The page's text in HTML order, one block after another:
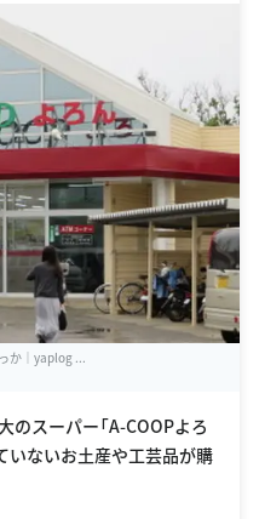
か｜yaplog ...
のスーパー「A-COOPよろ
いないお土産や工芸品が購